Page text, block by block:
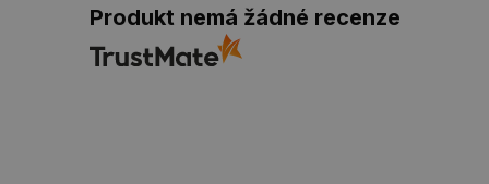
Produkt nemá žádné recenze